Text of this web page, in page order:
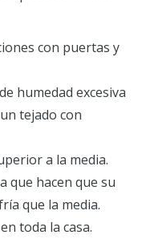
con puertas y
humedad excesiva
tejado con
a la media.
que hacen que su
que la media.
toda la casa.